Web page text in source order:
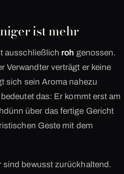
ist mehr
ausschließlich roh genossen.
Verwandter verträgt er keine
sich sein Aroma nahezu
das: Er kommt erst am
über das fertige Gericht
Geste mit dem
sind bewusst zurückhaltend.